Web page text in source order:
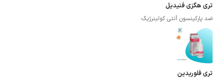
تری هگزی فنیدیل
ضد پارکینسون آنتی کولینرژیک
تری فلوریدین